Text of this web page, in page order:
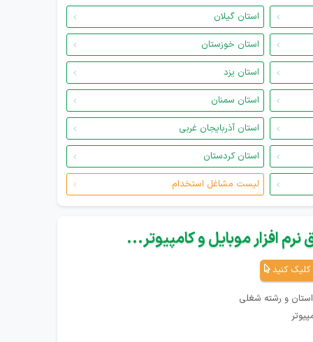
استان گیلان
استان خوزستان
استان یزد
استان سمنان
استان آذربایجان غربی
استان کردستان
لیست مشاغل استخدام
افزار موبایل و کامپیوتر...
کلیک کنید
و رشته شغلی